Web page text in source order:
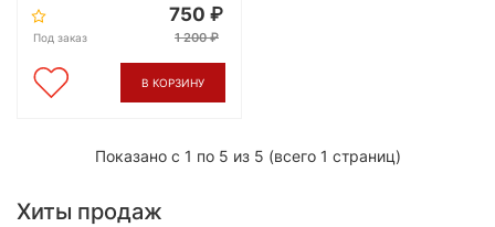
Под заказ
750
1 200
В КОРЗИНУ
Показано с 1 по 5 из 5 (всего 1 страниц)
Хиты продаж